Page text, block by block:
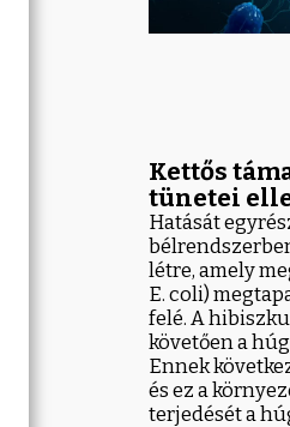
Kettős
tünetei
Hatását
létre, amely
E. coli)
felé. A
követően a
Ennek
és ez a
terjedését a